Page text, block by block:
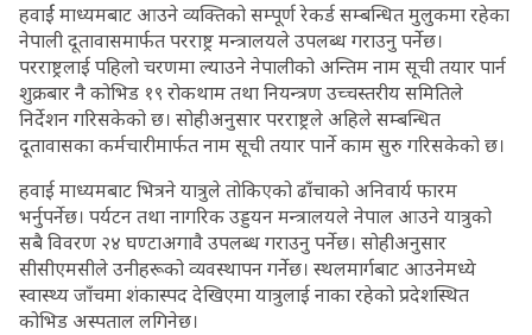
हवार्ई माध्यमबाट आउने व्यक्तिको सम्पूर्ण रेकर्ड सम्बन्धित मुलुकमा रहेका
नेपाली दूतावासमार्फत परराष्ट्र मन्त्रालयले उपलब्ध गराउनु पर्नेछ।
परराष्ट्रलाई पहिलो चरणमा ल्याउने नेपालीको अन्तिम नाम सूची तयार पार्न
शुक्रबार नै कोभिड १९ रोकथाम तथा नियन्त्रण उच्चस्तरीय समितिले
निर्देशन गरिसकेको छ। सोहीअनुसार परराष्ट्रले अहिले सम्बन्धित
दूतावासका कर्मचारीमार्फत नाम सूची तयार पार्ने काम सुरु गरिसकेको छ।
हवाई माध्यमबाट भित्रने यात्रुले तोकिएको ढाँचाको अनिवार्य फारम
भर्नुपर्नेछ। पर्यटन तथा नागरिक उड्डयन मन्त्रालयले नेपाल आउने यात्रुको
सबै विवरण २४ घण्टाअगावै उपलब्ध गराउनु पर्नेछ। सोहीअनुसार
सीसीएमसीले उनीहरूको व्यवस्थापन गर्नेछ। स्थलमार्गबाट आउनेमध्ये
स्वास्थ्य जाँचमा शंकास्पद देखिएमा यात्रुलाई नाका रहेको प्रदेशस्थित
कोभिड अस्पताल लगिनेछ।